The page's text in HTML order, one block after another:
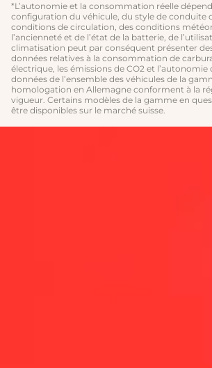
*L’autonomie et la consommation réelle
configuration du véhicule, du style de conduite
conditions de circulation, des conditions
l’ancienneté et de l’état de la batterie, de
climatisation peut par conséquent présenter
données relatives à la consommation de
électrique, les émissions de CO2 et
données de l’ensemble des véhicules de la
homologation en Allemagne conforment à la
vigueur. Certains modèles de la gamme en
être disponibles sur le marché suisse.